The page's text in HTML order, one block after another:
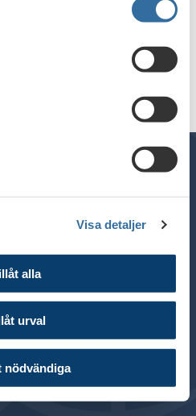
Visa detaljer
alla
urval
nödvändiga
Stockholm
4B